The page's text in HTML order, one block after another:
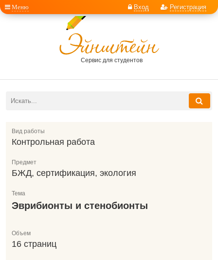
Сервис для студентов
Меню Вход Регистрация
Вид работы
Контрольная работа
Предмет
БЖД, сертификация, экология
Тема
Эврибионты и стенобионты
Объем
16 страниц